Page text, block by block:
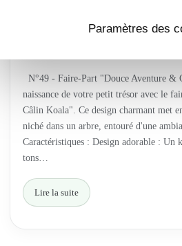
N°49 - Faire-Part "Douce Aventure &
naissance de votre petit trésor avec le
Câlin Koala". Ce design charmant met
niché dans un arbre, entouré d'une
Caractéristiques : Design adorable : Un
tons…
Lire la suite
Paramètres des